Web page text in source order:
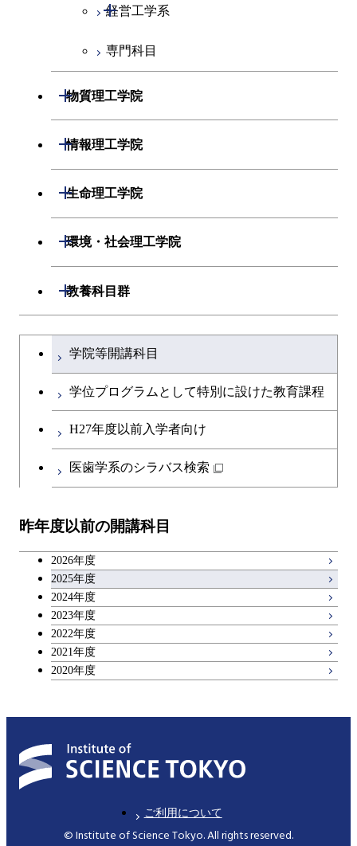
エネルギーコース
エネルギー・情報コース
物質・情報卓越コース
情報通信コース
エンジニアリングデザイン
コース
人間医療科学技術コース
経営工学系
開閉
経営工学コース
専門科目
物質理工学院
開閉
材料系
開閉
エネルギーコース
原子核工学コース
人間医療科学技術コース
応用化学コース
ース
原子核工学コース
物質・情報卓越コース
専門科目
情報理工学院
開閉
数理・計算科学系
開閉
知能情報コース
情報工学コース
知能情報コース
エネルギー・情報コース
人間医療科学技術コース
物質・情報卓越コース
専門科目
生命理工学院
開閉
生命理工学系
開閉
ライフエンジニアリングコ
ース
地球生命コース
物質・情報卓越コース
環境・社会理工学院
開閉
建築学系
開閉
コース
都市・環境学コース
エンジニアリングデザイン
コース
都市・環境学コース
開閉
地球環境共創コース
エネルギーコース
エネルギー・情報コース
エンジニアリングデザイン
原子核工学コース
物質・情報卓越コース
社会・人間科学系
社会・人間科学コース
イノベーション科学系
イノベーション科学コース
人間医療科学技術コース
技術経営専門職学位課程
開閉
技術経営専門職学位課程
専門科目
教養科目群
開閉
文系教養科目
英語科目
第二外国語科目
キャリア科目
大学院課程を切り替える
学院等開講科目
学位プログラムとして特別に設けた教育課程
H27年度以前入学者向け
医歯学系のシラバス検索
昨年度以前の開講科目
2026年度
2025年度
2024年度
2023年度
2022年度
2021年度
2020年度
ご利用について
© Institute of Science Tokyo. All rights reserved.